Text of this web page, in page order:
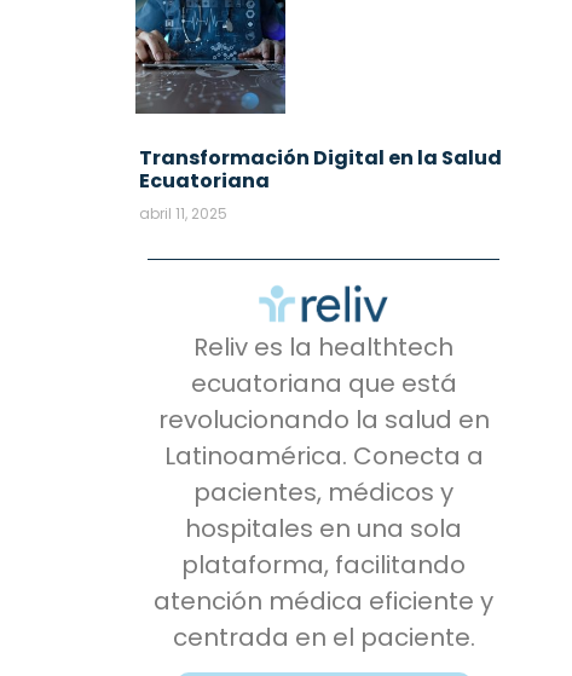
Transformación Digital en la Salud
Ecuatoriana
abril 11, 2025
Reliv es la healthtech
ecuatoriana que está
revolucionando la salud en
Latinoamérica. Conecta a
pacientes, médicos y
hospitales en una sola
plataforma, facilitando
atención médica eficiente y
centrada en el paciente.